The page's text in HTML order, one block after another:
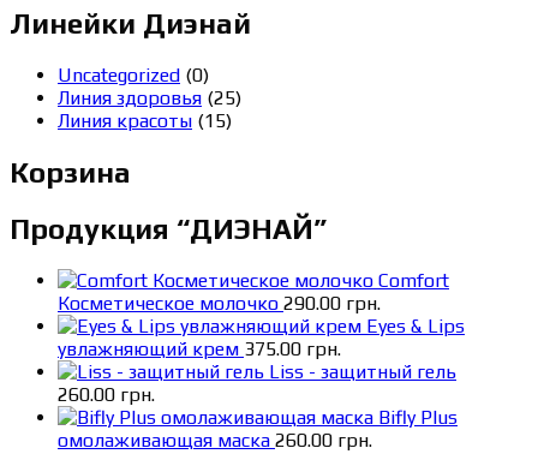
Линейки Диэнай
Uncategorized (0)
Линия здоровья (25)
Линия красоты (15)
Корзина
Продукция “ДИЭНАЙ”
Comfort
Косметическое молочко 290.00 грн.
Eyes & Lips
увлажняющий крем 375.00 грн.
Liss - защитный гель
260.00 грн.
Bifly Plus
омолаживающая маска 260.00 грн.